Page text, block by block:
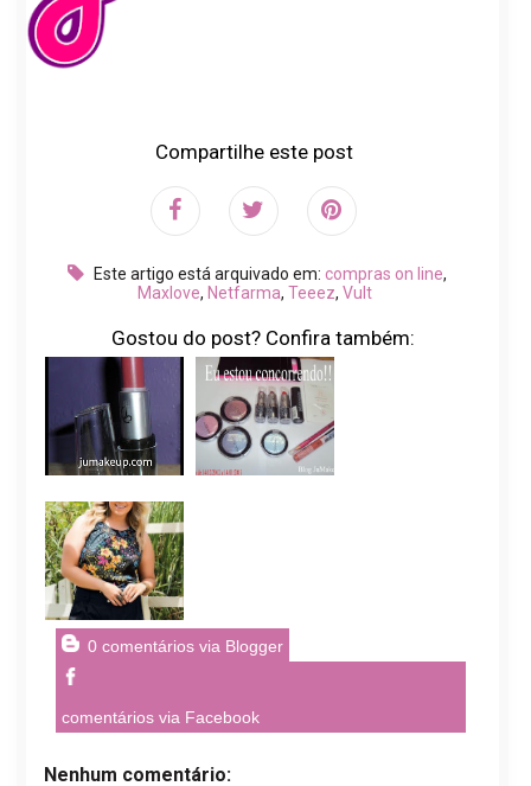
Compartilhe este post
Este artigo está arquivado em: compras on line,
Maxlove, Netfarma, Teeez, Vult
Gostou do post? Confira também:
0 comentários via Blogger
comentários via Facebook
Nenhum comentário: